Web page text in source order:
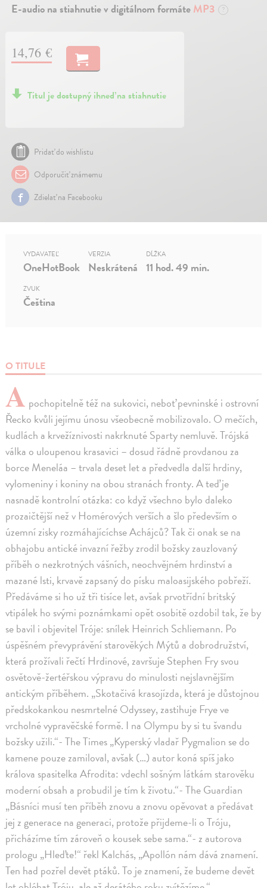
E-audio na stiahnutie v digitálnom formáteMP3 ?
14,76 €
Titul je dostupný ihneď na stiahnutie
Pridať do wishlistu
Odporučiť známemu
Zdielať na Facebooku
O TITULE
A pochopitelně též na sukovici, neboť pevninské i ostrovní
Řecko kvůli jejímu únosu všeobecně mobilizovalo. O mečích,
kudlách a krvežíznivosti nakrknuté Sparty nemluvě. Trójská
válka o uloupenou krasavici – dosud řádně provdanou za
borce Meneláa – trvala deset let a předvedla další hrdiny,
vylomeniny i koniny na obou stranách fronty. A teď je
nasnadě kontrolní otázka: co když všechno bylo daleko
prozaičtější než v Homérových verších a šlo především o
územní zisky rozmáhajícíchse Achájců? Tak či onak se na
obhajobu antické invazní řežby zrodil božsky zauzlovaný
příběh o nezkrotných vášních, neochvějném hrdinství a
mazané lsti, krvavě zapsaný do písku maloasijského pobřeží.
Předáváme si ho už tři tisíce let, avšak prvotřídní britský
vtipálek ho svými poznámkami opět osobitě ozdobil tak, že by
se bavil i objevitel Tróje: snílek Heinrich Schliemann. Po
úspěšném převyprávění starověkých Mýtů a dobrodružství,
která prožívali řečtí Hrdinové, završuje Stephen Fry svou
osvětově-žertéřskou výpravu do minulosti nejslavnějším
antickým příběhem. „Skotačivá krasojízda, která je důstojnou
předskokankou nesmrtelné Odyssey, zastihuje Frye ve
vrcholné vypravěčské formě. I na Olympu by si tu švandu
božsky užili.“- The Times „Kyperský vladař Pygmalion se do
kamene pouze zamiloval, avšak (…) autor koná spíš jako
králova spasitelka Afrodita: vdechl sošným látkám starověku
moderní obsah a probudil je tím k životu.“- The Guardian
„Básníci musí ten příběh znovu a znovu opěvovat a předávat
jej z generace na generaci, protože přijdeme-li o Tróju,
přicházíme tím zároveň o kousek sebe sama.“- z autorova
prologu „Hleďte!“ řekl Kalchás, „Apollón nám dává znamení.
Ten had pozřel devět ptáků. To je znamení, že budeme devět
VYDAVATEĽ
OneHotBook
VERZIA
Neskrátená
DĹŽKA
11 hod. 49 min.
ZVUK
Čeština